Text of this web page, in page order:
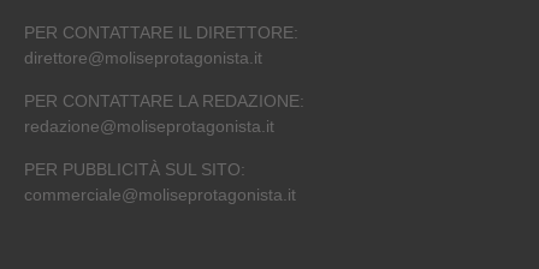
PER CONTATTARE IL DIRETTORE:
direttore@moliseprotagonista.it
PER CONTATTARE LA REDAZIONE:
redazione@moliseprotagonista.it
PER PUBBLICITÀ SUL SITO:
commerciale@moliseprotagonista.it